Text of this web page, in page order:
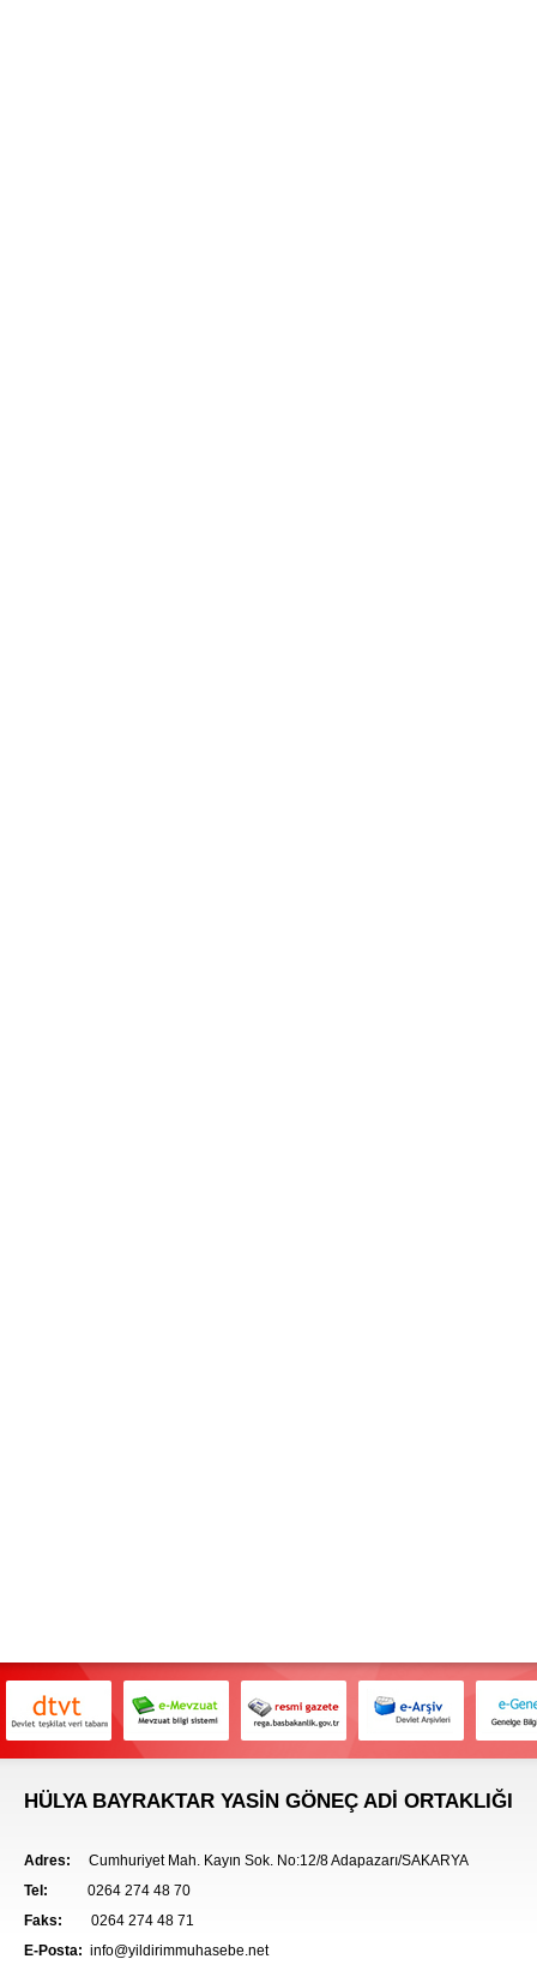
HÜLYA BAYRAKTAR YASİN GÖNEÇ ADİ ORTAKLIĞI
Adres: Cumhuriyet Mah. Kayın Sok. No:12/8 Adapazarı/SAKARYA
Tel: 0264 274 48 70
Faks: 0264 274 48 71
E-Posta: info@yildirimmuhasebe.net